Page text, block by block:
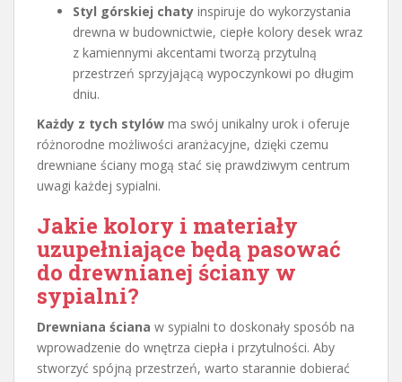
Styl górskiej chaty inspiruje do wykorzystania
drewna w budownictwie, ciepłe kolory desek wraz
z kamiennymi akcentami tworzą przytulną
przestrzeń sprzyjającą wypoczynkowi po długim
dniu.
Każdy z tych stylów ma swój unikalny urok i oferuje
różnorodne możliwości aranżacyjne, dzięki czemu
drewniane ściany mogą stać się prawdziwym centrum
uwagi każdej sypialni.
Jakie kolory i materiały
uzupełniające będą pasować
do drewnianej ściany w
sypialni?
Drewniana ściana w sypialni to doskonały sposób na
wprowadzenie do wnętrza ciepła i przytulności. Aby
stworzyć spójną przestrzeń, warto starannie dobierać